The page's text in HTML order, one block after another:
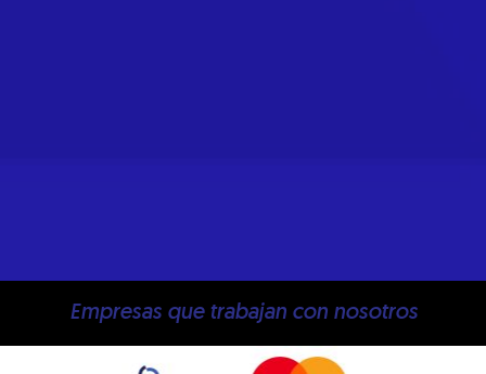
Empresas que trabajan con nosotros